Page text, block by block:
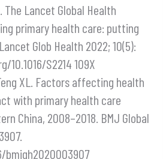
The Lancet Global Health
primary health care: putting
Glob Health 2022; 10(5):
10.1016/S2214 109X
XL. Factors affecting health
with primary health care
China, 2008–2018. BMJ Global
bmjgh2020003907